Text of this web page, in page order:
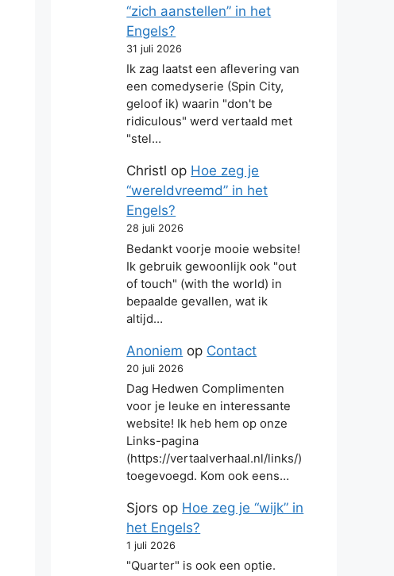
“zich aanstellen” in het
Engels?
31 juli 2026
Ik zag laatst een aflevering van
een comedyserie (Spin City,
geloof ik) waarin "don't be
ridiculous" werd vertaald met
"stel…
Christl op Hoe zeg je
“wereldvreemd” in het
Engels?
28 juli 2026
Bedankt voorje mooie website!
Ik gebruik gewoonlijk ook "out
of touch" (with the world) in
bepaalde gevallen, wat ik
altijd…
Anoniem op Contact
20 juli 2026
Dag Hedwen Complimenten
voor je leuke en interessante
website! Ik heb hem op onze
Links-pagina
(https://vertaalverhaal.nl/links/)
toegevoegd. Kom ook eens…
Sjors op Hoe zeg je “wijk” in
het Engels?
1 juli 2026
"Quarter" is ook een optie.